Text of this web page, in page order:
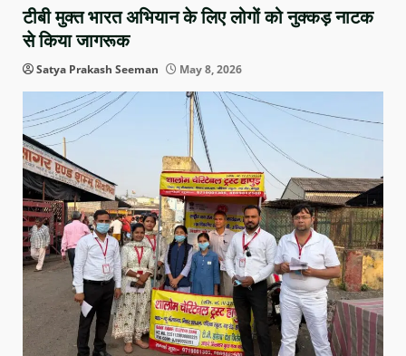
टीबी मुक्त भारत अभियान के लिए लोगों को नुक्कड़ नाटक
से किया जागरूक
Satya Prakash Seeman May 8, 2026